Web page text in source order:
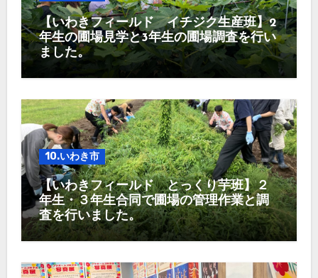
【いわきフィールド イチジク生産班】2
年生の圃場見学と3年生の圃場調査を行い
ました。
10.いわき市
【いわきフィールド とっくり芋班】２
年生・３年生合同で圃場の管理作業と調
査を行いました。